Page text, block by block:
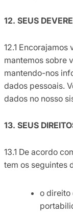
12. SEUS
12.1
mantemos sobre
mantendo-nos
dados pessoais.
dados no nosso
13. SEUS
13.1 De acordo
tem os seguintes
o direito